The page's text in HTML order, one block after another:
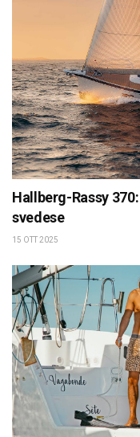
Hallberg-Rassy
svedese
15 OTT 2025